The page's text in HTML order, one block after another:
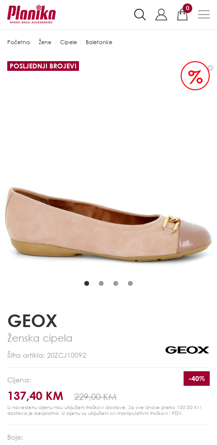
0
Početna Žene Cipele Baletanke
%
POSLJEDNJI BROJEVI
GEOX
Ženska cipela
Šifra artikla: 20ZCJ10092
Cijena:
137,40 KM 229,00 KM
-40%
U navedenu cijenu nisu uključeni troškovi dostave. Za sve iznose preko 100,00 KM
dostava je besplatna. U cijenu su uključeni svi manipulativni troškovi i PDV.
Boje: